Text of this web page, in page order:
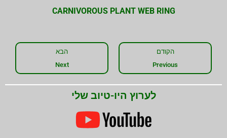
CARNIVOROUS PLANT WEB RING
הקודם
Previous
הבא
Next
לערוץ היו-טיוב שלי